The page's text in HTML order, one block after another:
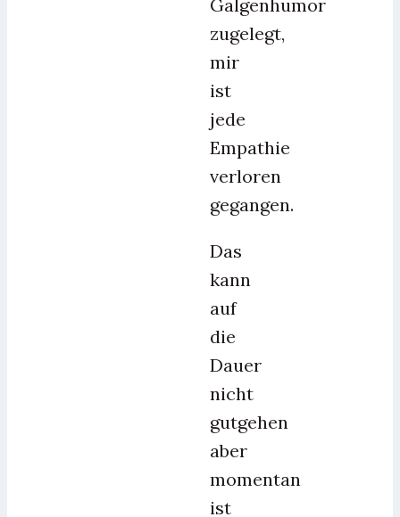
Galgenhumor
zugelegt,
mir
ist
jede
Empathie
verloren
gegangen.
Das
kann
auf
die
Dauer
nicht
gutgehen
aber
momentan
ist